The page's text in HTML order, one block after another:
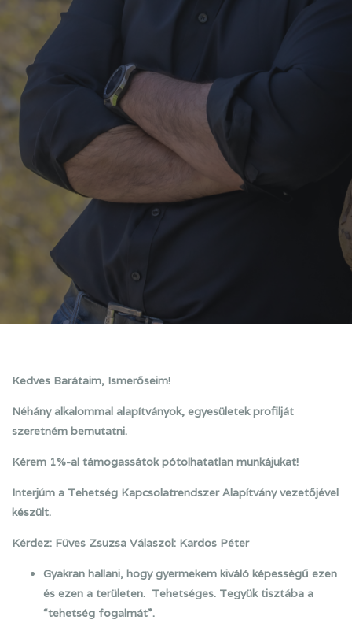
Kedves Barátaim, Ismerőseim!
Néhány alkalommal alapítványok, egyesületek profilját
szeretném bemutatni.
Kérem 1%-al támogassátok pótolhatatlan munkájukat!
Interjúm a Tehetség Kapcsolatrendszer Alapítvány vezetőjével
készült.
Kérdez: Füves Zsuzsa Válaszol: Kardos Péter
Gyakran hallani, hogy gyermekem kiváló képességű ezen
és ezen a területen. Tehetséges. Tegyük tisztába a
“tehetség fogalmát”.